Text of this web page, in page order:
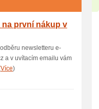
na první nákup v
newsletteru e-
a v uvítacím emailu vám
Více)